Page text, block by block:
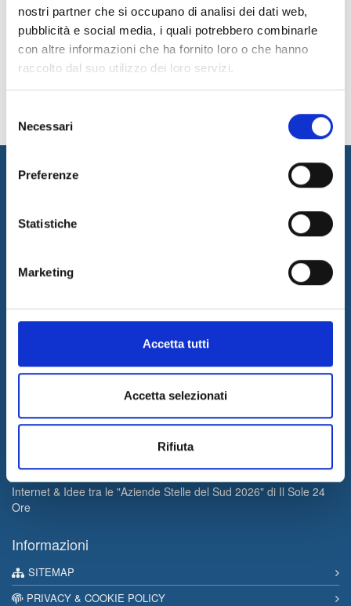
nostri partner che si occupano di analisi dei dati web,
pubblicità e social media, i quali potrebbero combinarle
con altre informazioni che ha fornito loro o che hanno
raccolto dal suo utilizzo dei loro servizi.
del
consenso
Necessari
Preferenze
Statistiche
Marketing
Accetta tutti
Accetta selezionati
Rifiuta
1 2 3 4 5 6
7
Archivio News
soluzioni innovative, erogando consulenza ed outsourcing per
supportare il business dei propri clienti grazie ad un team di
professionisti di riconosciuto valore.
Ultime News
I&I consolida la sua leadership nel QA & Testing
Internet & Idee tra le "Aziende Stelle del Sud 2026" di Il Sole 24
Ore
Informazioni
SITEMAP
PRIVACY & COOKIE POLICY